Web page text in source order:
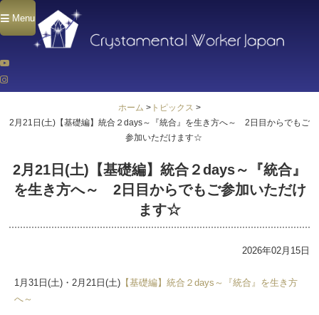
Menu
ホーム > トピックス >
2月21日(土)【基礎編】統合２days～『統合』を生き方へ～ 2日目からでもご
参加いただけます☆
2月21日(土)【基礎編】統合２days～『統合』
を生き方へ～ 2日目からでもご参加いただけ
ます☆
2026年02月15日
1月31日(土)・2月21日(土)【基礎編】統合２days～『統合』を生き方
へ～